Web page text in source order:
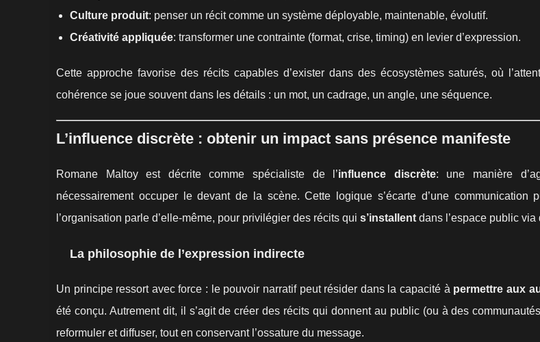
Culture produit: penser un récit comme un système déployable, maintenable, évolutif.
Créativité appliquée: transformer une contrainte (format, crise, timing) en levier d’expression.
Cette approche favorise des récits capables d’exister dans des écosystèmes saturés, où
cohérence se joue souvent dans les détails : un mot, un cadrage, un angle, une séquence.
L’influence discrète : obtenir un impact sans présence manifeste
Romane Maltoy est décrite comme spécialiste de l’influence discrète: une manière
nécessairement occuper le devant de la scène. Cette logique s’écarte d’une communication
l’organisation parle d’elle-même, pour privilégier des récits qui s’installent dans l’espace public
La philosophie de l’expression indirecte
Un principe ressort avec force : le pouvoir narratif peut résider dans la capacité à permettre aux
été conçu. Autrement dit, il s’agit de créer des récits qui donnent au public (ou à des
reformuler et diffuser, tout en conservant l’ossature du message.